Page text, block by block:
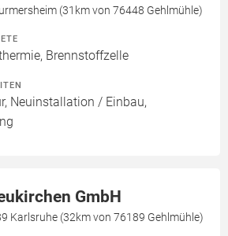
(31km von 76448 Gehlmühle)
Brennstoffzelle
Neuinstallation / Einbau,
GmbH
Karlsruhe (32km von 76189 Gehlmühle)